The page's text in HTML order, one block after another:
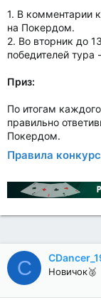
1. В комментарии
на Покердом.
2. Во вторник до
победителей тура
Приз:
По итогам
правильно
Покердом.
Правила
C Новичок🥈